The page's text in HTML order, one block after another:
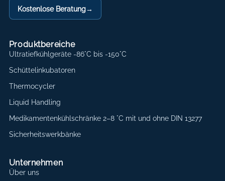
Kostenlose Beratung→
Produktbereiche
Ultratiefkühlgeräte -86°C bis -150°C
Schüttelinkubatoren
Thermocycler
Liquid Handling
Medikamentenkühlschränke 2–8 °C mit und ohne DIN 13277
Sicherheitswerkbänke
Unternehmen
Über uns